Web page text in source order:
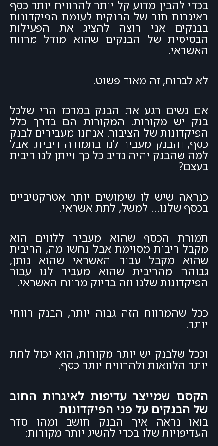
בכדי להבין מדוע קל יותר להרוויח יותר כסף
באיגרות חוב של הבנקים לעומת הפיקדונות
בבנקים אני רוצה להציג את הפעילות
הבסיסית של הבנקים שהוא מודל מרווח
האשראי.
לא לברוח, זה מאוד פשוט.
אם נשים רגע את הבנק במרכז הרי שלכל
בנק יש מקורות. המקורות הם בדרך כלל
הפיקדונות של הציבור. אנחנו מעבירים לבנק
כסף, והבנק מעביר לנו בתמורה ריבית. אבל
למה שהבנק יהיה נדיב כל כך וייתן לנו ריבית
בעצם?
כנראה שיש לו שימושים יותר אטרקטיביים
בכסף שלנו… למשל, לתת אשראי.
תמורת הכסף שהוא מעביר ללווים הוא
מקבל ריבית מסוימת אבל נחשו מה, הריבית
שהוא מקבל עבור האשראי שהוא נותן,
גבוהה מהריבית שהוא מעביר לנו עבור
הפיקדונות שלנו וזה בדיוק מרווח האשראי.
ככל שהמרווח הזה גבוה יותר, הבנק רווחי
יותר.
וככל שלבנק יש יותר מקורות, הוא יכול לתת
יותר הלוואות ולהרוויח יותר כסף.
הקסם שמייצר עדיפות לאיגרות החוב
של הבנקים על פני הפיקדונות
בואו נראה איך הבנק חושב ומהו סדר
העדיפויות שלו בכדי להשיג יותר מקורות: